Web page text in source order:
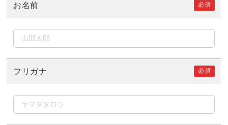
お名前 必須
フリガナ 必須